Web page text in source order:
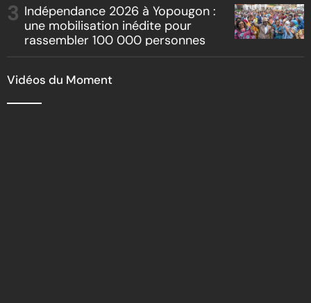
Indépendance 2026 à Yopougon :
une mobilisation inédite pour
rassembler 100 000 personnes
Vidéos du Moment